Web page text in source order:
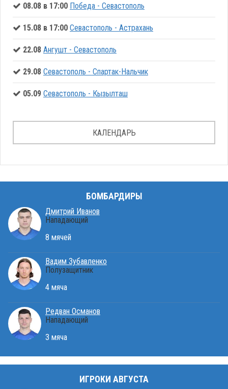
08.08 в 17:00 Победа - Севастополь
15.08 в 17:00 Севастополь - Астрахань
22.08 Ангушт - Севастополь
29.08 Севастополь - Спартак-Нальчик
05.09 Севастополь - Кызылташ
КАЛЕНДАРЬ
БОМБАРДИРЫ
Дмитрий Иванов
Нападающий
8 мячей
Вадим Зубавленко
Полузащитник
4 мяча
Редван Османов
Нападающий
3 мяча
ИГРОКИ АВГУСТА